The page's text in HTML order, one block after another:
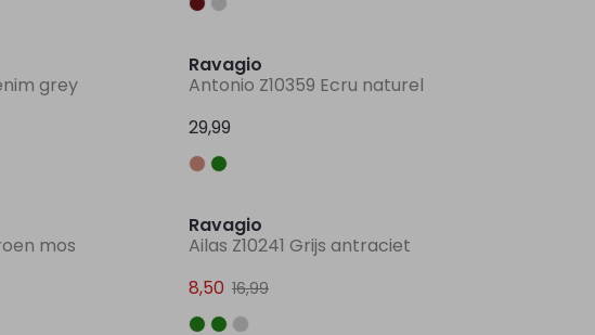
grey
Ravagio
Antonio Z10359 Ecru naturel
29,99
mos
Ravagio
Ailas Z10241 Grijs antraciet
8,50 16,99